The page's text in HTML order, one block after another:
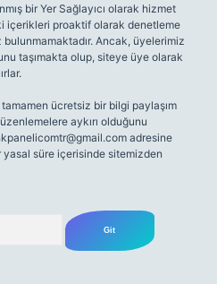
bir Yer Sağlayıcı olarak hizmet
içerikleri proaktif olarak denetleme
Ancak, üyelerimiz
taşımakta olup, siteye üye olarak
ücretsiz bir bilgi paylaşım
aykırı olduğunu
adresine
süre içerisinde sitemizden